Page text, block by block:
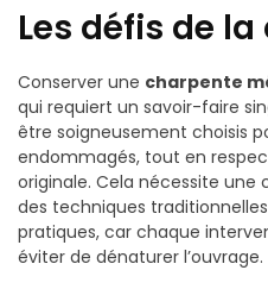
Les défis de
Conserver une charpente
qui requiert un savoir-faire
être soigneusement choisis
endommagés, tout en
originale. Cela nécessite une
des techniques
pratiques, car chaque
éviter de dénaturer l’ouvrage.